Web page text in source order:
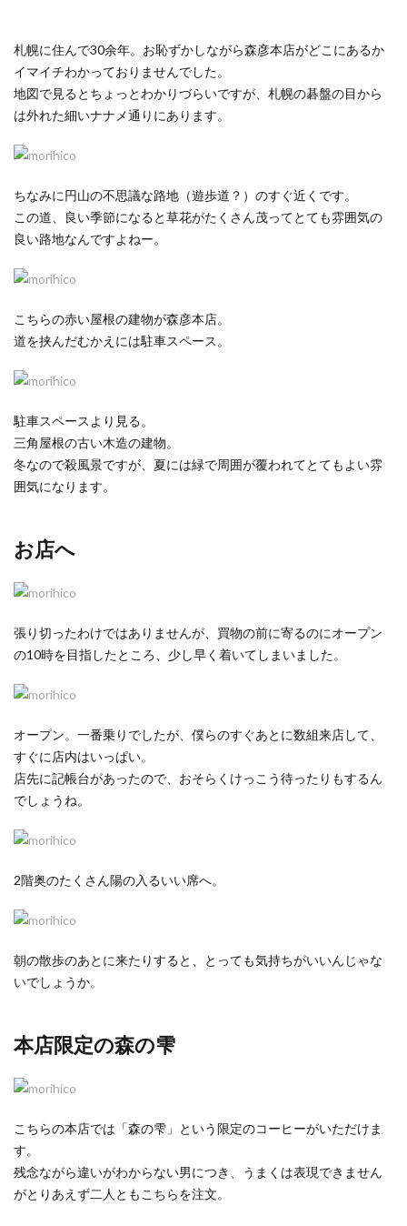
札幌に住んで30余年。お恥ずかしながら森彦本店がどこにあるか
イマイチわかっておりませんでした。
地図で見るとちょっとわかりづらいですが、札幌の碁盤の目から
は外れた細いナナメ通りにあります。
ちなみに円山の不思議な路地（遊歩道？）のすぐ近くです。
この道、良い季節になると草花がたくさん茂ってとても雰囲気の
良い路地なんですよねー。
こちらの赤い屋根の建物が森彦本店。
道を挟んだむかえには駐車スペース。
駐車スペースより見る。
三角屋根の古い木造の建物。
冬なので殺風景ですが、夏には緑で周囲が覆われてとてもよい雰
囲気になります。
お店へ
張り切ったわけではありませんが、買物の前に寄るのにオープン
の10時を目指したところ、少し早く着いてしまいました。
オープン。一番乗りでしたが、僕らのすぐあとに数組来店して、
すぐに店内はいっぱい。
店先に記帳台があったので、おそらくけっこう待ったりもするん
でしょうね。
2階奥のたくさん陽の入るいい席へ。
朝の散歩のあとに来たりすると、とっても気持ちがいいんじゃな
いでしょうか。
本店限定の森の雫
こちらの本店では「森の雫」という限定のコーヒーがいただけま
す。
残念ながら違いがわからない男につき、うまくは表現できません
がとりあえず二人ともこちらを注文。